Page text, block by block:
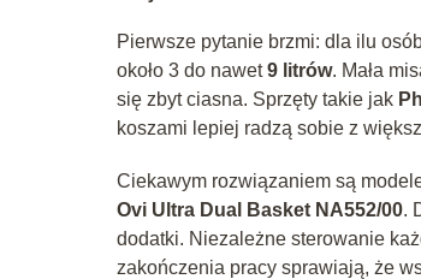
Pierwsze pytanie brzmi: dla ilu
około 3 do nawet9 litrów. Mała
się zbyt ciasna. Sprzęty takie jak
koszami lepiej radzą sobie z
Ciekawym rozwiązaniem są
Ovi Ultra Dual Basket NA552/00.
dodatki. Niezależne sterowanie
zakończenia pracy sprawiają, że